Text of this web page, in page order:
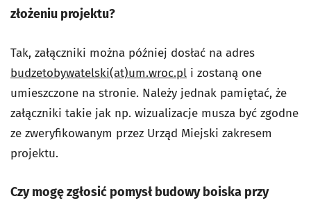
złożeniu projektu?
Tak, załączniki można później dosłać na adres
budzetobywatelski(at)um.wroc.pl i zostaną one
umieszczone na stronie. Należy jednak pamiętać, że
załączniki takie jak np. wizualizacje musza być zgodne
ze zweryfikowanym przez Urząd Miejski zakresem
projektu.
Czy mogę zgłosić pomysł budowy boiska przy